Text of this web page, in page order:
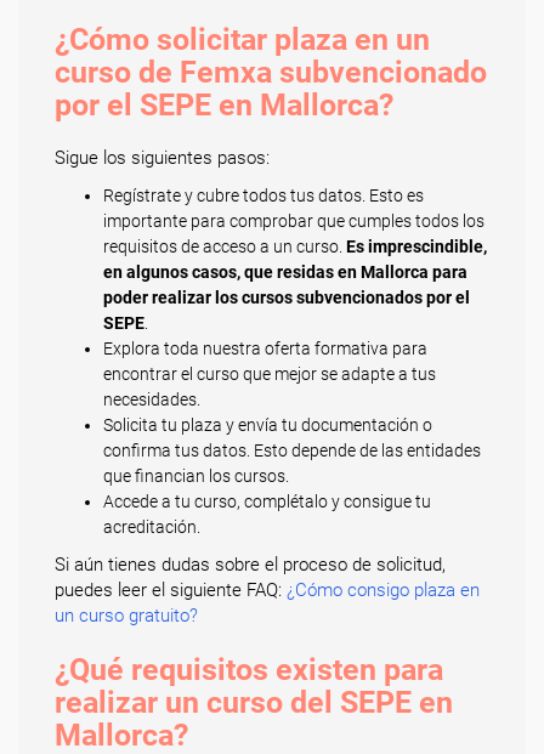
¿Cómo solicitar plaza en un
curso de Femxa subvencionado
por el SEPE en Mallorca?
Sigue los siguientes pasos:
Regístrate y cubre todos tus datos. Esto es
importante para comprobar que cumples todos los
requisitos de acceso a un curso. Es imprescindible,
en algunos casos, que residas en Mallorca para
poder realizar los cursos subvencionados por el
SEPE
Explora toda nuestra oferta formativa para
encontrar el curso que mejor se adapte a tus
necesidades.
Solicita tu plaza y envía tu documentación o
confirma tus datos. Esto depende de las entidades
que financian los cursos.
Accede a tu curso, complétalo y consigue tu
acreditación.
Si aún tienes dudas sobre el proceso de solicitud,
puedes leer el siguiente FAQ: ¿Cómo consigo plaza en
un curso gratuito?
¿Qué requisitos existen para
realizar un curso del SEPE en
Mallorca?